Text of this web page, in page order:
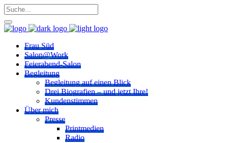
Frau Süd
Salon@Work
Feierabend-Salon
Begleitung
Begleitung auf einen Blick
Drei Biografien – und jetzt Ihre!
Kundenstimmen
Über mich
Presse
Printmedien
Radio